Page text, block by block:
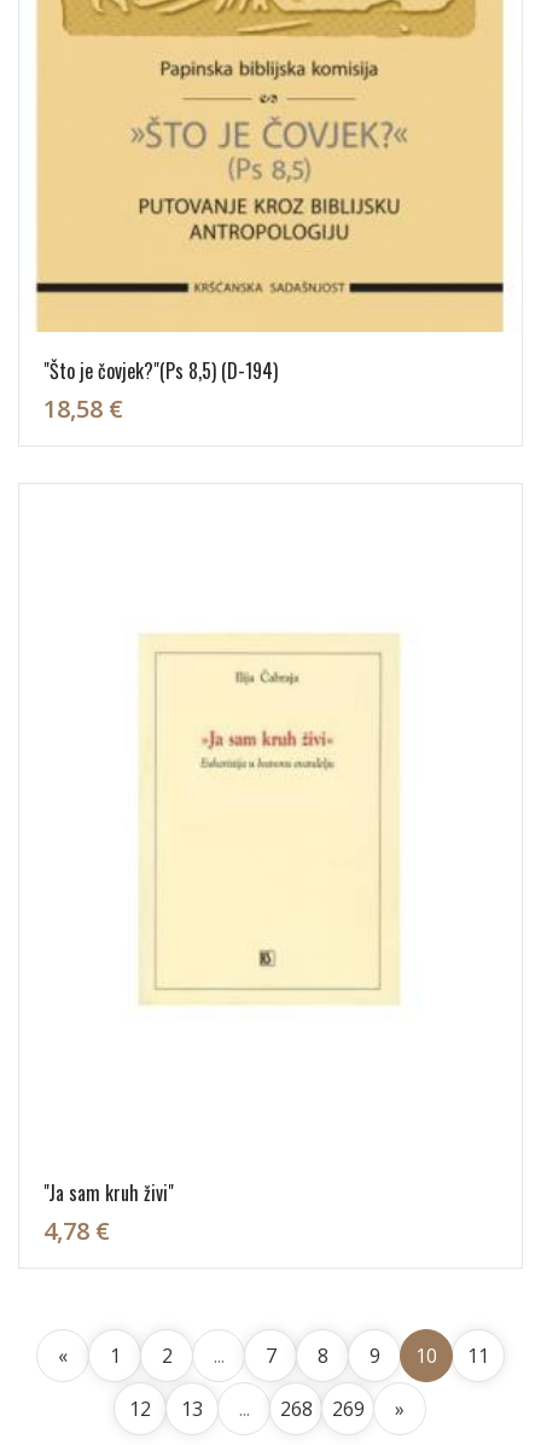
"Što je čovjek?"(Ps 8,5) (D-194)
18,58 €
"Ja sam kruh živi"
4,78 €
« 1 2 ... 7 8 9 10
11
12
13 ... 268 269 »